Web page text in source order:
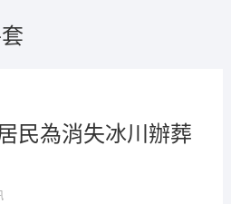
民為消失冰川辦葬